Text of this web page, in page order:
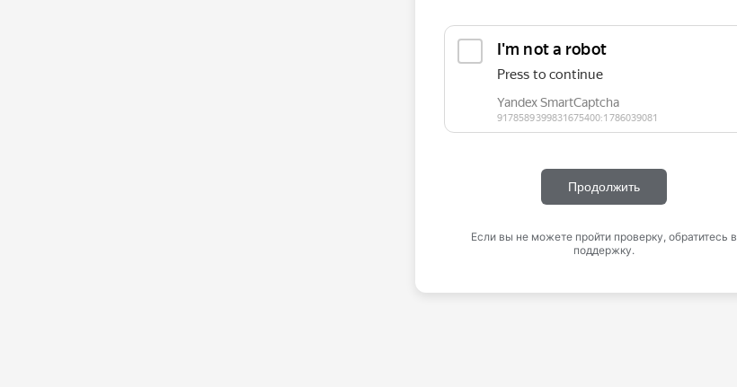
Продолжить
Если вы не можете пройти проверку, обратитесь в
поддержку.